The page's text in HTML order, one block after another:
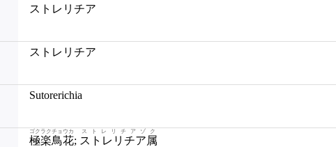
ストレリチア
ストレリチア
Sutorerichia
極楽鳥花
ゴクラクチョウカ
; ストレリチア属
ストレリチアゾク